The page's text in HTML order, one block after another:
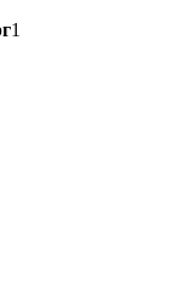
1